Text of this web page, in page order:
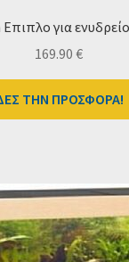
για
169.90 €
ΤΗΝ ΠΡΟΣΦΟΡΑ!